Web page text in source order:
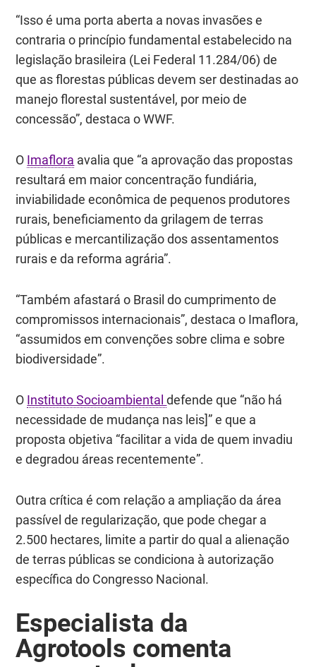
“Isso é uma porta aberta a novas invasões e
contraria o princípio fundamental estabelecido na
legislação brasileira (Lei Federal 11.284/06) de
que as florestas públicas devem ser destinadas ao
manejo florestal sustentável, por meio de
concessão”, destaca o WWF.
O Imaflora avalia que “a aprovação das propostas
resultará em maior concentração fundiária,
inviabilidade econômica de pequenos produtores
rurais, beneficiamento da grilagem de terras
públicas e mercantilização dos assentamentos
rurais e da reforma agrária”.
“Também afastará o Brasil do cumprimento de
compromissos internacionais”, destaca o Imaflora,
“assumidos em convenções sobre clima e sobre
biodiversidade”.
O Instituto Socioambientaldefende que “não há
necessidade de mudança nas leis]” e que a
proposta objetiva “facilitar a vida de quem invadiu
e degradou áreas recentemente”.
Outra crítica é com relação a ampliação da área
passível de regularização, que pode chegar a
2.500 hectares, limite a partir do qual a alienação
de terras públicas se condiciona à autorização
específica do Congresso Nacional.
Especialista da
Agrotools comenta